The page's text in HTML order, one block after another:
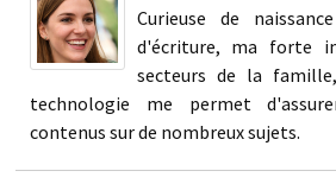
Curieuse de
d'écriture, ma forte
secteurs de la
technologie me permet
contenus sur de nombreux sujets.